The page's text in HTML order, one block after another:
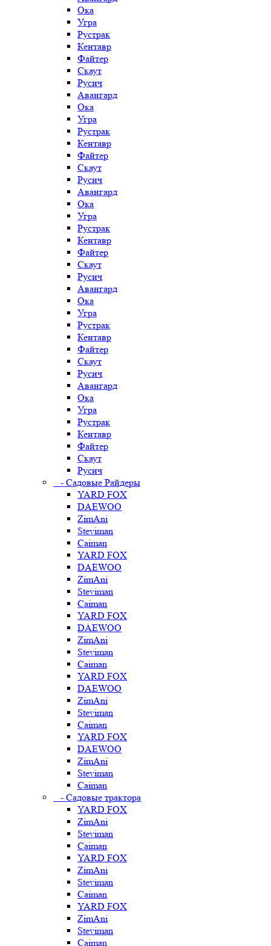
Ока
Угра
Рустрак
Кентавр
Файтер
Скаут
Русич
Авангард
Ока
Угра
Рустрак
Кентавр
Файтер
Скаут
Русич
Авангард
Ока
Угра
Рустрак
Кентавр
Файтер
Скаут
Русич
Авангард
Ока
Угра
Рустрак
Кентавр
Файтер
Скаут
Русич
Авангард
Ока
Угра
Рустрак
Кентавр
Файтер
Скаут
Русич
- Садовые Райдеры
YARD FOX
DAEWOO
ZimAni
Steviman
Caiman
YARD FOX
DAEWOO
ZimAni
Steviman
Caiman
YARD FOX
DAEWOO
ZimAni
Steviman
Caiman
YARD FOX
DAEWOO
ZimAni
Steviman
Caiman
YARD FOX
DAEWOO
ZimAni
Steviman
Caiman
- Садовые трактора
YARD FOX
ZimAni
Steviman
Caiman
YARD FOX
ZimAni
Steviman
Caiman
YARD FOX
ZimAni
Steviman
Caiman